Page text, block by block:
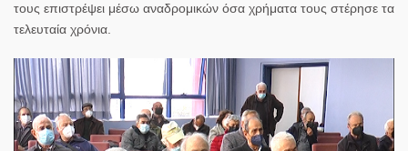
τους επιστρέψει μέσω αναδρομικών όσα χρήματα τους στέρησε τα
τελευταία χρόνια.